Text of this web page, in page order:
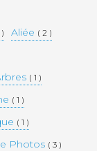
Aliée ( 2 )
( 1 )
( 1 )
( 1 )
Photos ( 3 )